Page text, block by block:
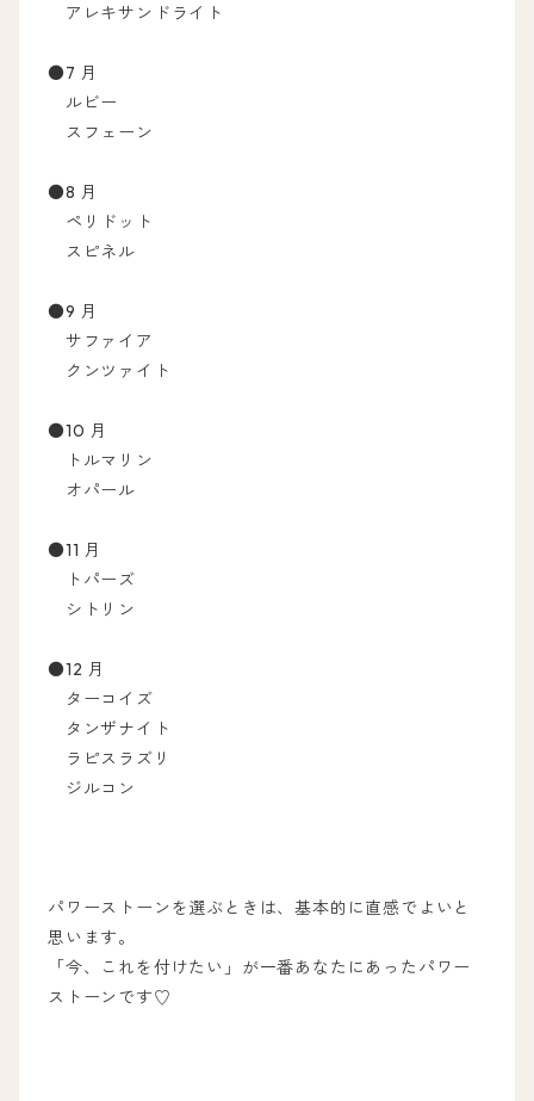
アレキサンドライト
●7 月
ルビー
スフェーン
●8 月
ペリドット
スピネル
●9 月
サファイア
クンツァイト
●10 月
トルマリン
オパール
●11 月
トパーズ
シトリン
●12 月
ターコイズ
タンザナイト
ラピスラズリ
ジルコン
パワーストーンを選ぶときは、基本的に直感でよいと
思います。
「今、これを付けたい」が一番あなたにあったパワー
ストーンです♡